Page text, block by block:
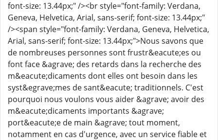
font-size: 13.44px;" /><br style="font-family: Verdana,
Geneva, Helvetica, Arial, sans-serif; font-size: 13.44px;"
/><span style="font-family: Verdana, Geneva, Helvetica,
Arial, sans-serif; font-size: 13.44px;">Nous savons que
de nombreuses personnes sont frustr&eacute;es ou
font face &agrave; des retards dans la recherche des
m&eacute;dicaments dont elles ont besoin dans les
syst&egrave;mes de sant&eacute; traditionnels. C'est
pourquoi nous voulons vous aider &agrave; avoir des
m&eacute;dicaments importants &agrave;
port&eacute;e de main &agrave; tout moment,
notamment en cas d'urgence, avec un service fiable et